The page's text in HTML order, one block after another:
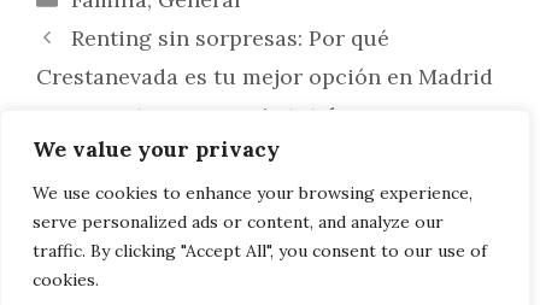
We value your privacy
We use cookies to enhance your browsing experience,
serve personalized ads or content, and analyze our
traffic. By clicking "Accept All", you consent to our use of
cookies.
Renting sin sorpresas: Por qué
Crestanevada es tu mejor opción en Madrid
para una transparencia total
Crestanevada: Cómo elegir el
concesionario perfecto para tu coche de
segunda mano en Madrid